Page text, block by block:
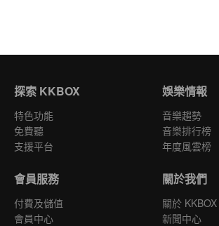
探索 KKBOX
特色功能
免費聽
支援平台
娛樂情報
音樂趨勢
音樂排行榜
年度風雲榜
會員服務
付費及儲值
會員中心
關於我們
關於 KKBOX
新聞中心